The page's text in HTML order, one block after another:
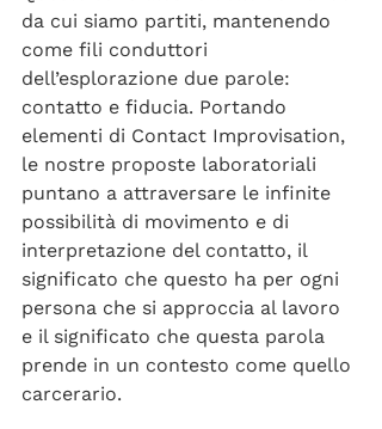
da cui siamo partiti, mantenendo
come fili conduttori
dell’esplorazione due parole:
contatto e fiducia. Portando
elementi di Contact Improvisation,
le nostre proposte laboratoriali
puntano a attraversare le infinite
possibilità di movimento e di
interpretazione del contatto, il
significato che questo ha per ogni
persona che si approccia al lavoro
e il significato che questa parola
prende in un contesto come quello
carcerario.